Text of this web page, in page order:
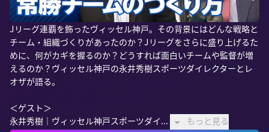
Jリーグ連覇を飾ったヴィッセル神戸。その背景にはどんな戦略と
チーム・組織づくりがあったのか？Jリーグをさらに盛り上げるた
めに、何がカギを握るのか？どうすれば面白いチームや監督が増
えるのか？ヴィッセル神戸の永井秀樹スポーツダイレクターとレ
オザが語る。
＜ゲスト＞
永井秀樹｜ヴィッセル神戸スポーツダイ...
もっと見る